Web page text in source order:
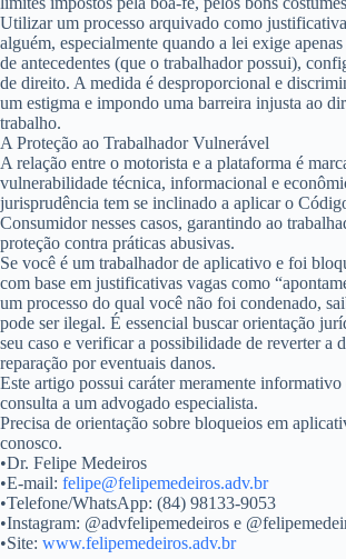
Utilizar um processo arquivado como
alguém, especialmente quando a lei exige
de antecedentes (que o trabalhador possui),
de direito. A medida é desproporcional e
um estigma e impondo uma barreira injusta ao
trabalho.
A Proteção ao Trabalhador Vulnerável
A relação entre o motorista e a plataforma é
vulnerabilidade técnica, informacional e
jurisprudência tem se inclinado a aplicar o
Consumidor nesses casos, garantindo ao
proteção contra práticas abusivas.
Se você é um trabalhador de aplicativo e foi
com base em justificativas vagas como
um processo do qual você não foi condenado,
pode ser ilegal. É essencial buscar orientação
seu caso e verificar a possibilidade de reverter a
reparação por eventuais danos.
Este artigo possui caráter meramente informativo
consulta a um advogado especialista.
Precisa de orientação sobre bloqueios em
conosco.
•Dr. Felipe Medeiros
•E-mail: felipe@felipemedeiros.adv.br
•Telefone/WhatsApp: (84) 98133-9053
•Instagram: @advfelipemedeiros e
•Site: www.felipemedeiros.adv.br